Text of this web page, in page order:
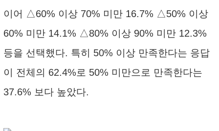
이어 △60% 이상 70% 미만 16.7% △50% 이상
60% 미만 14.1% △80% 이상 90% 미만 12.3%
등을 선택했다. 특히 50% 이상 만족한다는 응답
이 전체의 62.4%로 50% 미만으로 만족한다는
37.6% 보다 높았다.